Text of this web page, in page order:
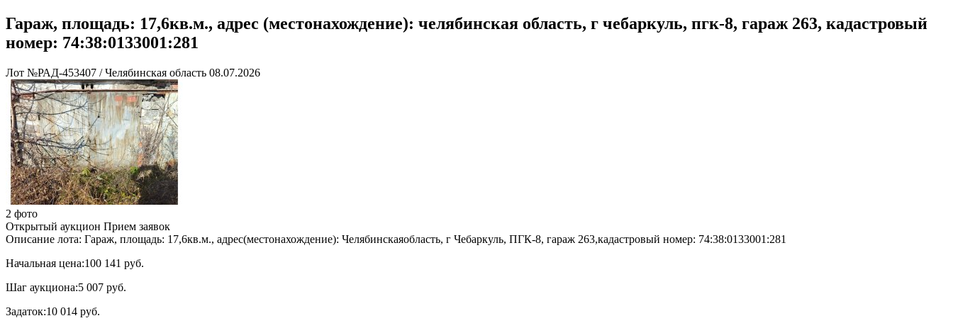
Гараж, площадь: 17,6кв.м., адрес (местонахождение): челябинская область, г чебаркуль, пгк-8, гараж 263, кадастровый
номер: 74:38:0133001:281
Лот №РАД-453407 / Челябинская область 08.07.2026
2 фото
Открытый аукцион Прием заявок
Описание лота: Гараж, площадь: 17,6кв.м., адрес(местонахождение): Челябинскаяобласть, г Чебаркуль, ПГК-8, гараж 263,кадастровый номер: 74:38:0133001:281
Начальная цена:100 141 руб.
Шаг аукциона:5 007 руб.
Задаток:10 014 руб.